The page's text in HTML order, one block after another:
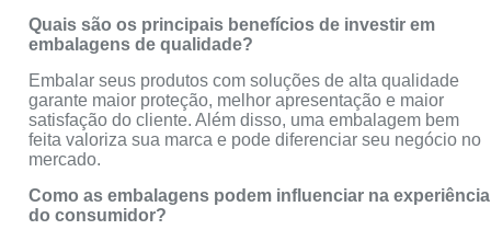
Quais são os principais benefícios de investir em
embalagens de qualidade?
Embalar seus produtos com soluções de alta qualidade
garante maior proteção, melhor apresentação e maior
satisfação do cliente. Além disso, uma embalagem bem
feita valoriza sua marca e pode diferenciar seu negócio no
mercado.
Como as embalagens podem influenciar na experiência
do consumidor?